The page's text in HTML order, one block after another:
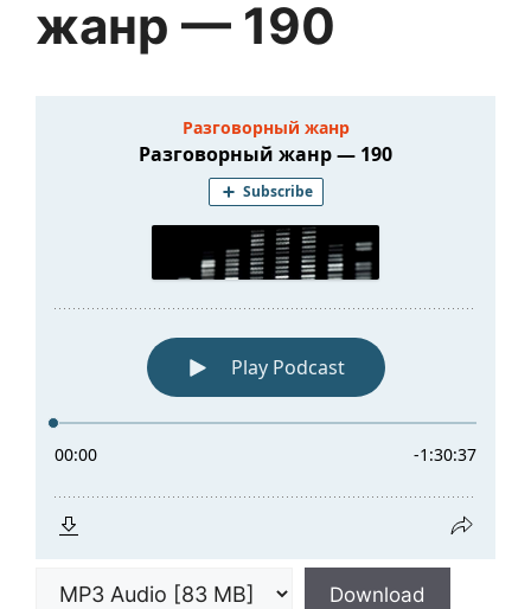
жанр — 190
Download